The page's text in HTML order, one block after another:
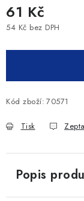
61 Kč
54 Kč bez DPH
Kód zboží: 70571
Tisk
Popis